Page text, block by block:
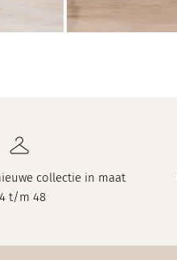
collectie in maat
t/m 48